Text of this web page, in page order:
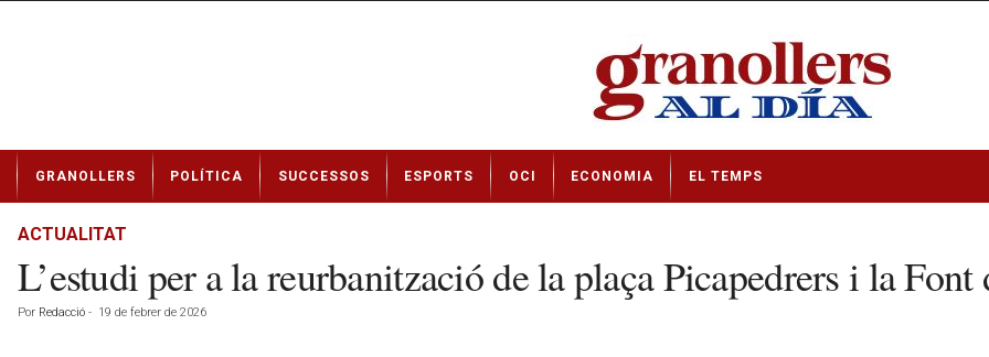
t
GRANOLLERS POLÍTICA SUCCESSOS ESPORTS OCI ECONOMIA EL TEMPS
ACTUALITAT
L’estudi per a la reurbanització de la plaça Picapedrers i la
Por Redacció - 19 de febrer de 2026